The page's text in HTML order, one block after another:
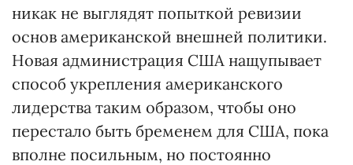
никак не выглядят попыткой ревизии
основ американской внешней политики.
Новая администрация США нащупывает
способ укрепления американского
лидерства таким образом, чтобы оно
перестало быть бременем для США, пока
вполне посильным, но постоянно